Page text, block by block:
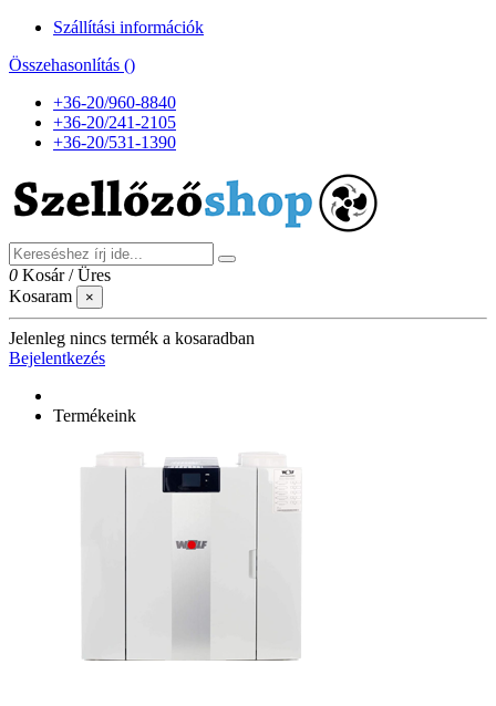
Szállítási információk
Összehasonlítás ()
+36-20/960-8840
+36-20/241-2105
+36-20/531-1390
0 Kosár /Üres
Kosaram
×
Jelenleg nincs termék a kosaradban
Bejelentkezés
Termékeink